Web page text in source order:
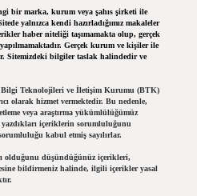
bir marka, kurum veya şahıs şirketi ile
yalnızca kendi hazırladığımız makaleler
haber niteliği taşımamakta olup, gerçek
Gerçek kurum ve kişiler ile
Sitemizdeki bilgiler taslak halindedir ve
Bilgi Teknolojileri ve İletişim Kurumu (BTK)
olarak hizmet vermektedir. Bu nedenle,
veya araştırma yükümlülüğümüz
içeriklerin sorumluluğunu
kabul etmiş sayılırlar.
olduğunu düşündüğünüz içerikleri,
bildirmeniz halinde, ilgili içerikler yasal